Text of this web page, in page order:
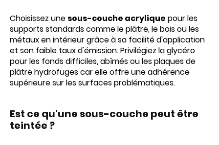
Choisissez une sous-couche acrylique pour les
supports standards comme le plâtre, le bois ou les
métaux en intérieur grâce à sa facilité d'application
et son faible taux d'émission. Privilégiez la glycéro
pour les fonds difficiles, abîmés ou les plaques de
plâtre hydrofuges car elle offre une adhérence
supérieure sur les surfaces problématiques.
Est ce qu'une sous-couche peut être
teintée ?